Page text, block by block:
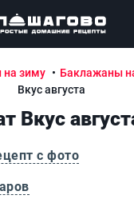
на зиму Баклажаны
Вкус августа
Вкус
с фото